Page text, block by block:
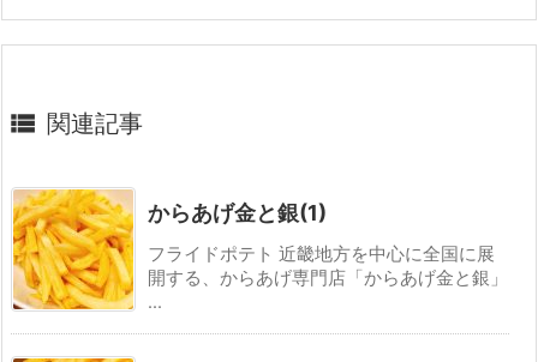
 関連記事
からあげ金と銀(1)
フライドポテト 近畿地方を中心に全国に展
開する、からあげ専門店「からあげ金と銀」
...